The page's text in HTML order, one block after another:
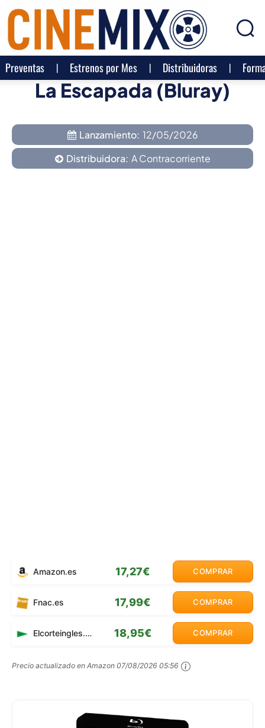
Preventas Estrenos por Mes Distribuidoras
La Escapada (Bluray)
Lanzamiento: 12/05/2026
Distribuidora: A Contracorriente
Amazon.es 17,27€ COMPRAR
Fnac.es 17,99€ COMPRAR
Elcorteingles.es 18,95€ COMPRAR
Precio actualizado en Amazon 07/08/2026 05:56